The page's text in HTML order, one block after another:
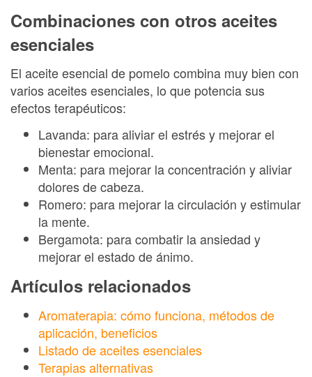
Combinaciones con otros aceites
esenciales
El aceite esencial de pomelo combina muy bien con
varios aceites esenciales, lo que potencia sus
efectos terapéuticos:
Lavanda: para aliviar el estrés y mejorar el
bienestar emocional.
Menta: para mejorar la concentración y aliviar
dolores de cabeza.
Romero: para mejorar la circulación y estimular
la mente.
Bergamota: para combatir la ansiedad y
mejorar el estado de ánimo.
Artículos relacionados
Aromaterapia: cómo funciona, métodos de
aplicación, beneficios
Listado de aceites esenciales
Terapias alternativas